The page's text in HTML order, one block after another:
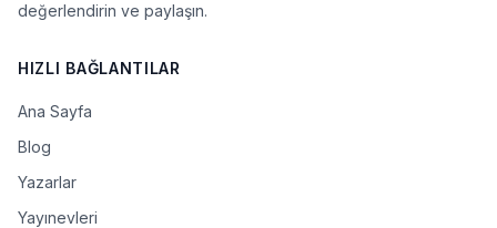
değerlendirin ve paylaşın.
HIZLI BAĞLANTILAR
Ana Sayfa
Blog
Yazarlar
Yayınevleri